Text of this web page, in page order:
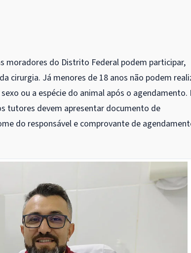
moradores do Distrito Federal podem participar,
cirurgia. Já menores de 18 anos não podem
ou a espécie do animal após o agendamento.
tutores devem apresentar documento de
do responsável e comprovante de